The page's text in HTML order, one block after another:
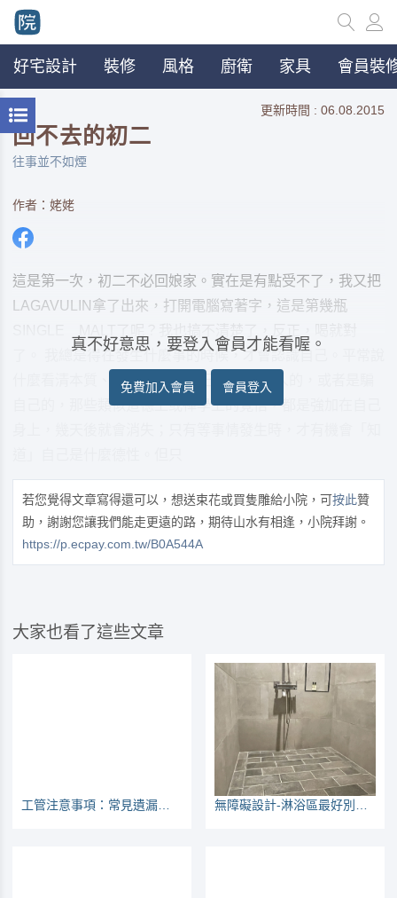
好宅設計 裝修 風格 廚衛 家具 會員裝
更新時間 : 06.08.2015
回不去的初二
往事並不如煙
作者：姥姥
這是第一次，初二不必回娘家。實在是有點受不了，我又把
LAGAVULIN拿了出來，打開電腦寫著字，這是第幾瓶
了。 我總是得在發生什麼事的時候，才會認識自己。平常說
什麼看清本質、 人可以改變自己 ，都是騙人的，或者是騙
自己的，那些類似道德上或禪學上的覺悟，都是強加在自己
真不好意思，要登入會員才能看喔。
免費加入會員 會員登入
若您覺得文章寫得還可以，想送束花或買隻雕給小院，可按此贊
助，謝謝您讓我們能走更遠的路，期待山水有相逢，小院拜謝。
https://p.ecpay.com.tw/B0A544A
大家也看了這些文章